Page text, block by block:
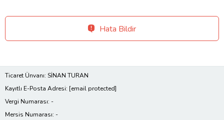
Hata Bildir
Ticaret Ünvanı: SİNAN TURAN
Kayıtlı E-Posta Adresi: [email protected]
Vergi Numarası: -
Mersis Numarası: -